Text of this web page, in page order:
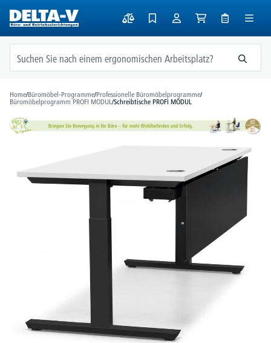
springen
Home/Büromöbel-Programme/Professionelle Büromöbelprogramme/
Büromöbelprogramm PROFI MODUL/Schreibtische PROFI MODUL